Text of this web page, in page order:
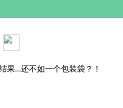
果...还不如一个包装袋？！